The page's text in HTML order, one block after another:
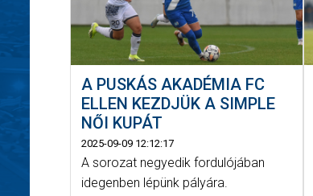
A PUSKÁS AKADÉMIA FC
ELLEN KEZDJÜK A SIMPLE
NŐI KUPÁT
2025-09-09 12:12:17
A sorozat negyedik fordulójában
idegenben lépünk pályára.